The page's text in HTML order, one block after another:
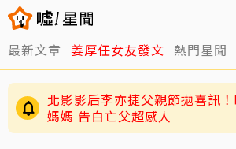
最新文章 姜厚任女友發文 熱門星聞
北影影后李亦捷父親節拋喜訊
媽媽 告白亡父超感人